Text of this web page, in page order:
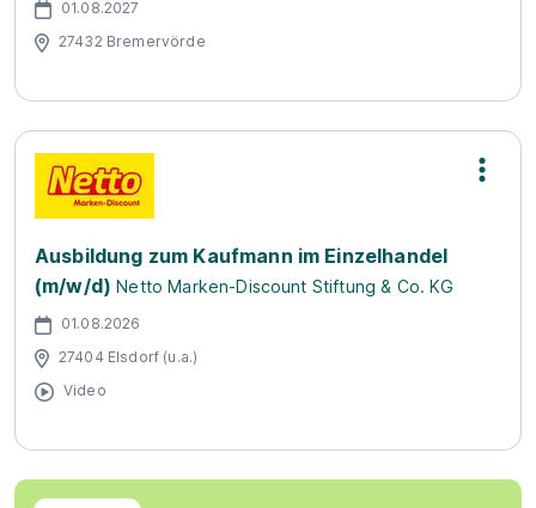
01.08.2027
27432 Bremervörde
Ausbildung zum Kaufmann im Einzelhandel
(m/w/d) Netto Marken-Discount Stiftung & Co. KG
01.08.2026
27404 Elsdorf (u.a.)
Video